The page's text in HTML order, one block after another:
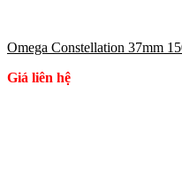
Omega Constellation 37mm
Giá liên hệ